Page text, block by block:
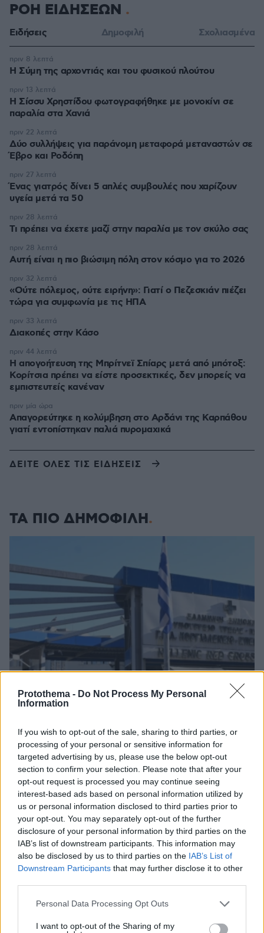
Protothema - Do Not Process My Personal
Information
If you wish to opt-out of the sale, sharing to third parties, or
processing of your personal or sensitive information for
targeted advertising by us, please use the below opt-out
section to confirm your selection. Please note that after your
opt-out request is processed you may continue seeing
interest-based ads based on personal information utilized by
us or personal information disclosed to third parties prior to
your opt-out. You may separately opt-out of the further
disclosure of your personal information by third parties on the
IAB’s list of downstream participants. This information may
also be disclosed by us to third parties on the IAB’s List of
Downstream Participants that may further disclose it to other
Please note that this website/app uses one or more Google
not limited to your visit or usage behaviour. You may click to
Personal Data Processing Opt Outs
I want to opt-out of the Sharing of my
ΡΟΗ ΕΙΔΗΣΕΩΝ
Ειδήσεις Δημοφιλή Σχολιασμένα
Η Σύμη της αρχοντιάς και του φυσικού πλούτου
πριν 8 λεπτά
Η Σίσσυ Χρηστίδου φωτογραφήθηκε με μονοκίνι σε
παραλία στα Χανιά
πριν 13 λεπτά
Δύο συλλήψεις για παράνομη μεταφορά μεταναστών σε
Έβρο και Ροδόπη
πριν 22 λεπτά
Ένας γιατρός δίνει 5 απλές συμβουλές που χαρίζουν
υγεία μετά τα 50
πριν 27 λεπτά
Τι πρέπει να έχετε μαζί στην παραλία με τον σκύλο σας
πριν 28 λεπτά
Αυτή είναι η πιο βιώσιμη πόλη στον κόσμο για το 2026
πριν 28 λεπτά
«Ούτε πόλεμος, ούτε ειρήνη»: Γιατί ο Πεζεσκιάν πιέζει
τώρα για συμφωνία με τις ΗΠΑ
πριν 32 λεπτά
Διακοπές στην Κάσο
πριν 33 λεπτά
Η απογοήτευση της Μπρίτνεϊ Σπίαρς μετά από μπότοξ:
Κορίτσια πρέπει να είστε προσεκτικές, δεν μπορείς να
εμπιστευτείς κανέναν
πριν 44 λεπτά
Απαγορεύτηκε η κολύμβηση στο Αρδάνι της Καρπάθου
γιατί εντοπίστηκαν παλιά πυρομαχικά
πριν μία ώρα
ΔΕΙΤΕ ΟΛΕΣ ΤΙΣ ΕΙΔΗΣΕΙΣ
ΤΑ ΠΙΟ ΔΗΜΟΦΙΛΗ
Ασθενής ξυλοκόπησε νοσηλεύτρια στα Επείγοντα
του Ερυθρού Σταυρού, την άρπαξε από τα μαλλιά
και τη χτύπησε σε πόρτες - Τι καταγγέλλει η
ΠΟΕΔΗΝ
09.08.2026, 10:51